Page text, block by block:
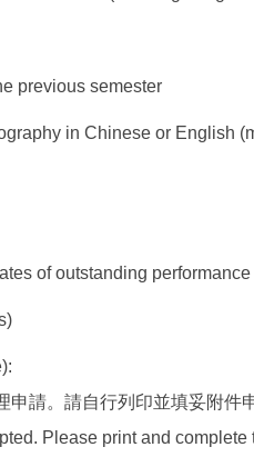
previous semester
in Chinese or English
of outstanding performance
請。請自行列印並填妥附件
Please print and complete